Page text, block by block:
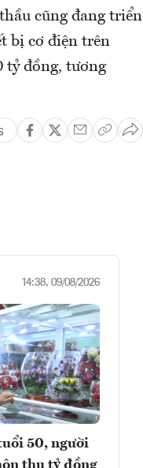
cũng đang triển
bị cơ điện trên
tỷ đồng, tương
14:38, 09/08/2026
50, người
thu tỷ đồng